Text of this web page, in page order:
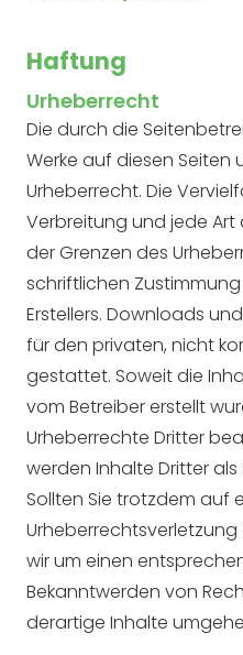
Haftung
Urheberrecht
Die durch die
Werke auf diesen
Urheberrecht. Die
Verbreitung und jede
der Grenzen des
schriftlichen
Erstellers. Downloads
für den privaten, nicht
gestattet. Soweit die
vom Betreiber erstellt
Urheberrechte Dritter
werden Inhalte Dritter
Sollten Sie trotzdem auf
wir um einen
Bekanntwerden von
derartige Inhalte